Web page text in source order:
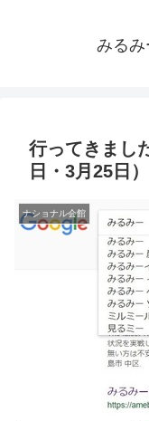
みる
行ってきまし
日・3月25日）
ナショナル会館